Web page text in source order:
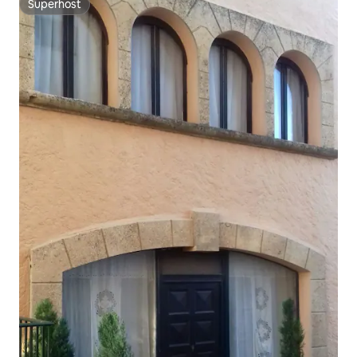
Superhost
Superhost